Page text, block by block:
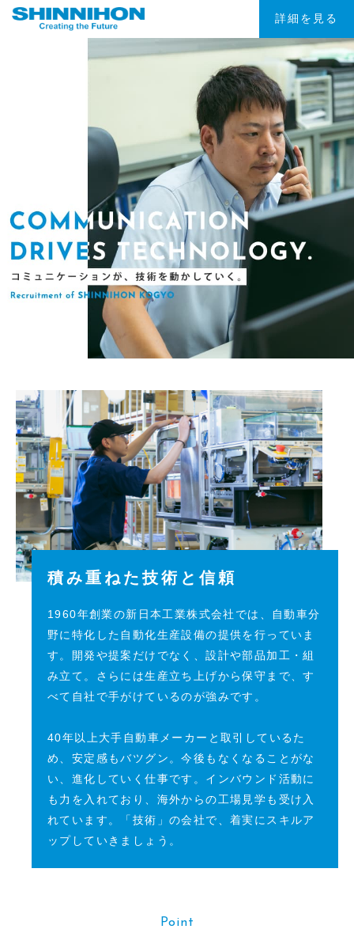
詳細を見る
積み重ねた技術と信頼
1960年創業の新日本工業株式会社では、自動車分
野に特化した自動化生産設備の提供を行っていま
す。開発や提案だけでなく、設計や部品加工・組
み立て。さらには生産立ち上げから保守まで、す
べて自社で手がけているのが強みです。
40年以上大手自動車メーカーと取引しているた
め、安定感もバツグン。今後もなくなることがな
い、進化していく仕事です。インバウンド活動に
も力を入れており、海外からの工場見学も受け入
れています。「技術」の会社で、着実にスキルア
ップしていきましょう。
Point